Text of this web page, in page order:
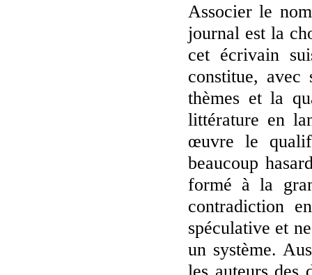
Associer le
journal est la
cet écrivain
constitue,
thèmes et la
littérature en
œuvre le
beaucoup
formé à la
contradiction
spéculative et
un système.
les auteurs des